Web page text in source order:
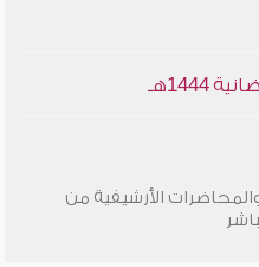
الأرشيفية من